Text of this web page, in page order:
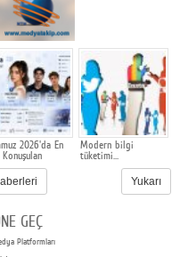
2026'da En
Konuşulan
Modern bilgi
tüketimi…
Yukarı
GEÇ
Platformları